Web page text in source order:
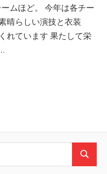
ムほど。 今年は各チー
晴らしい演技と衣装
れています 果たして栄
検